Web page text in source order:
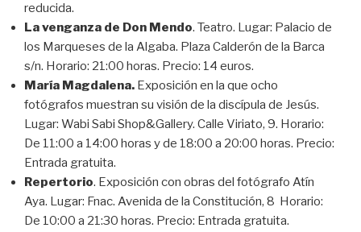
reducida.
La venganza de Don Mendo. Teatro. Lugar: Palacio de
los Marqueses de la Algaba. Plaza Calderón de la Barca
s/n. Horario: 21:00 horas. Precio: 14 euros.
María Magdalena. Exposición en la que ocho
fotógrafos muestran su visión de la discípula de Jesús.
Lugar: Wabi Sabi Shop&Gallery. Calle Viriato, 9. Horario:
De 11:00 a 14:00 horas y de 18:00 a 20:00 horas. Precio:
Entrada gratuita.
Repertorio. Exposición con obras del fotógrafo Atín
Aya. Lugar: Fnac. Avenida de la Constitución, 8 Horario:
De 10:00 a 21:30 horas. Precio: Entrada gratuita.